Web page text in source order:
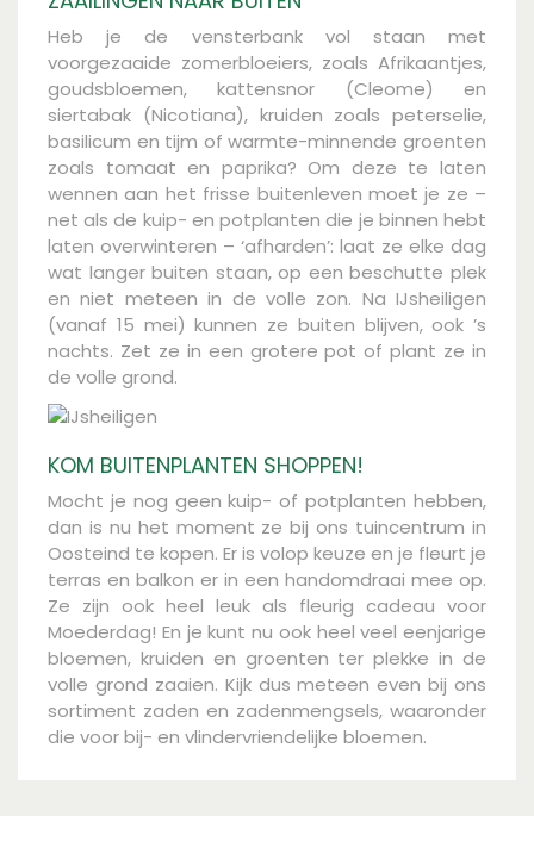
Heb je de vensterbank vol staan met
voorgezaaide zomerbloeiers, zoals Afrikaantjes,
goudsbloemen, kattensnor (Cleome) en
siertabak (Nicotiana), kruiden zoals peterselie,
basilicum en tijm of warmte-minnende groenten
zoals tomaat en paprika? Om deze te laten
wennen aan het frisse buitenleven moet je ze –
net als de kuip- en potplanten die je binnen hebt
laten overwinteren – ‘afharden’: laat ze elke dag
wat langer buiten staan, op een beschutte plek
en niet meteen in de volle zon. Na IJsheiligen
(vanaf 15 mei) kunnen ze buiten blijven, ook ’s
nachts. Zet ze in een grotere pot of plant ze in
de volle grond.
KOM BUITENPLANTEN SHOPPEN!
Mocht je nog geen kuip- of potplanten hebben,
dan is nu het moment ze bij ons tuincentrum in
Oosteind te kopen. Er is volop keuze en je fleurt je
terras en balkon er in een handomdraai mee op.
Ze zijn ook heel leuk als fleurig cadeau voor
Moederdag! En je kunt nu ook heel veel eenjarige
bloemen, kruiden en groenten ter plekke in de
volle grond zaaien. Kijk dus meteen even bij ons
sortiment zaden en zadenmengsels, waaronder
die voor bij- en vlindervriendelijke bloemen.